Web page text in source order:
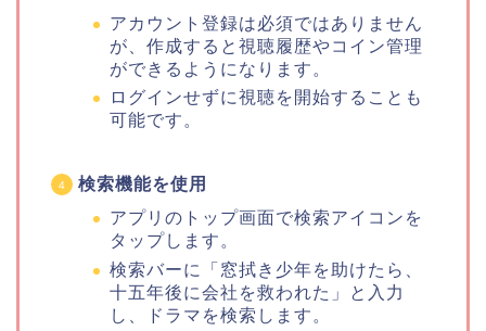
アカウント登録は必須ではありません
が、作成すると視聴履歴やコイン管理
ができるようになります。
ログインせずに視聴を開始することも
可能です。
検索機能を使用
アプリのトップ画面で検索アイコンを
タップします。
検索バーに「窓拭き少年を助けたら、
十五年後に会社を救われた」と入力
し、ドラマを検索します。